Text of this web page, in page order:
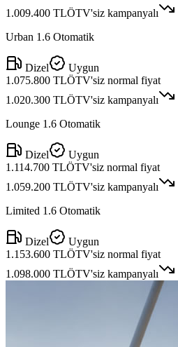
1.009.400 TLÖTV'siz kampanyalı
Urban 1.6 Otomatik
Dizel
Uygun
1.075.800 TLÖTV'siz normal fiyat
1.020.300 TLÖTV'siz kampanyalı
Lounge 1.6 Otomatik
Dizel
Uygun
1.114.700 TLÖTV'siz normal fiyat
1.059.200 TLÖTV'siz kampanyalı
Limited 1.6 Otomatik
Dizel
Uygun
1.153.600 TLÖTV'siz normal fiyat
1.098.000 TLÖTV'siz kampanyalı